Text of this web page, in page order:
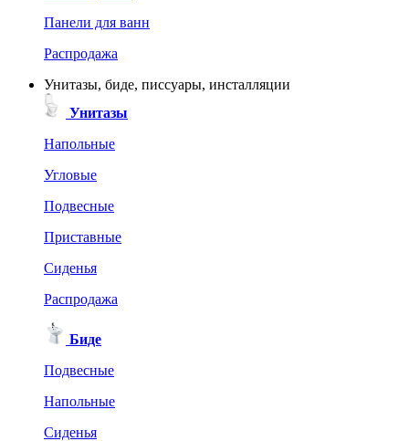
Панели для ванн
Распродажа
Унитазы, биде, писсуары, инсталляции
Унитазы
Напольные
Угловые
Подвесные
Приставные
Сиденья
Распродажа
Биде
Подвесные
Напольные
Сиденья